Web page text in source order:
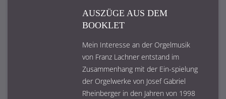
AUSZÜGE AUS DEM
BOOKLET
Mein Interesse an der Orgelmusik
von Franz Lachner entstand im
Zusammenhang mit der Ein-spielung
der Orgelwerke von Josef Gabriel
Rheinberger in den Jahren von 1998